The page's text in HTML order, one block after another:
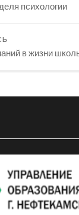
психологии
в жизни